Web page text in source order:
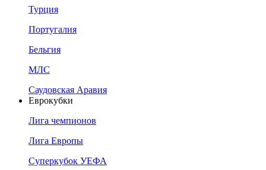
Турция
Португалия
Бельгия
МЛС
Саудовская Аравия
Еврокубки
Лига чемпионов
Лига Европы
Суперкубок УЕФА